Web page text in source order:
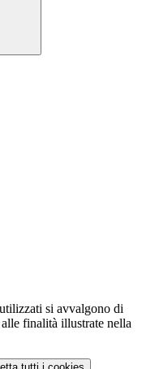
si avvalgono di
finalità illustrate nella